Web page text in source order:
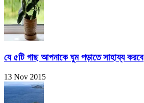
যে ৫টি গাছ আপনাকে ঘুম পড়াতে সাহায্য করবে
13 Nov 2015